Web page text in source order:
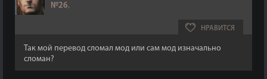
№26,
НРАВИТСЯ
Так мой перевод сломал мод или сам мод изначально
сломан?